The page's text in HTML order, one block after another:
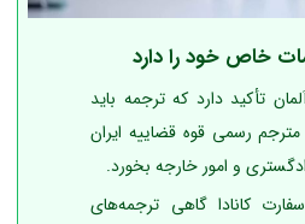
خاص خود را دارد
تأکید دارد که ترجمه باید
رسمی قوه قضاییه ایران
و امور خارجه بخورد.
کانادا گاهی ترجمه‌های